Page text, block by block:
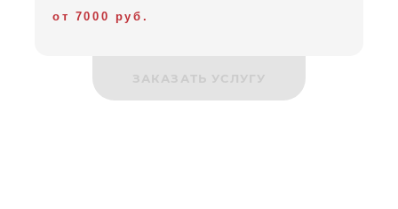
от 7000 руб.
ЗАКАЗАТЬ УСЛУГУ